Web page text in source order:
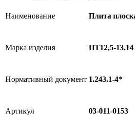
Наименование Плита
Марка изделия ПТ12,5-13.14
Нормативный документ 1.243.1-4*
Артикул 03-011-0153